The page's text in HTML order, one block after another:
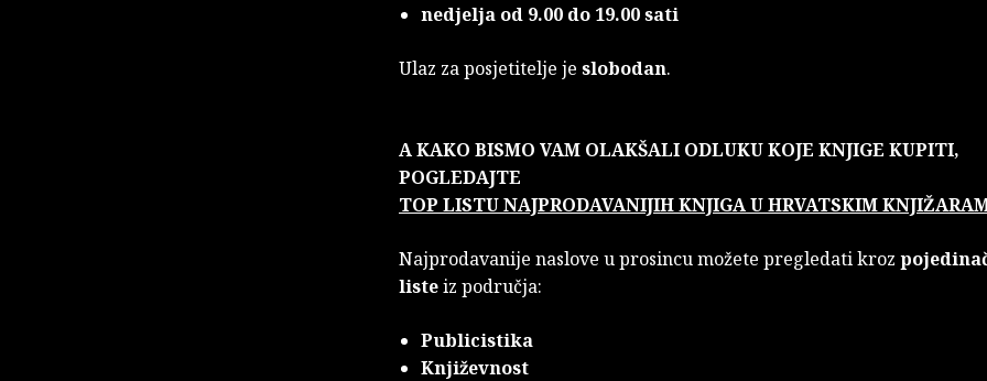
nedjelja od 9.00 do 19.00 sati
Ulaz za posjetitelje je slobodan.
A KAKO BISMO VAM OLAKŠALI ODLUKU KOJE KNJIGE KUPITI,
POGLEDAJTE
TOP LISTU NAJPRODAVANIJIH KNJIGA U HRVATSKIM
Najprodavanije naslove u prosincu možete pregledati kroz
listeiz područja:
Publicistika
Književnost